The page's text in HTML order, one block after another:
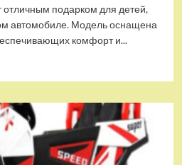
подарком для детей,
автомобиле. Модель оснащена
комфорт и...